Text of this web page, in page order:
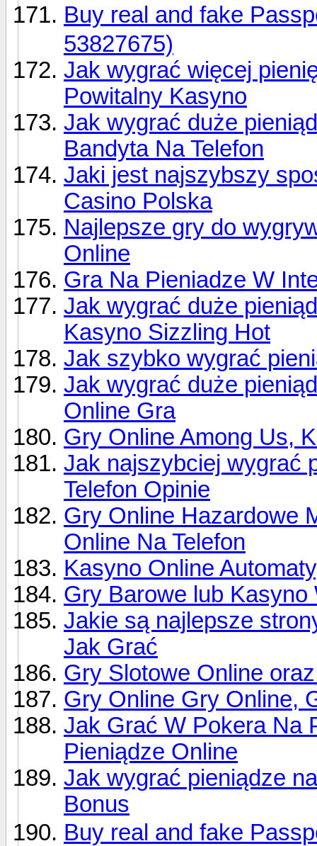
Buy real and fake
53827675)
Jak wygrać więcej
Powitalny Kasyno
Jak wygrać duże
Bandyta Na Telefon
Jaki jest najszybszy
Casino Polska
Najlepsze gry do
Online
Gra Na Pieniadze W
Jak wygrać duże
Kasyno Sizzling Hot
Jak szybko wygrać
Jak wygrać duże
Online Gra
Gry Online Among Us,
Jak najszybciej wygrać
Telefon Opinie
Gry Online Hazardowe
Online Na Telefon
Kasyno Online
Gry Barowe lub Kasyno
Jakie są najlepsze
Jak Grać
Gry Slotowe Online
Gry Online Gry Online,
Jak Grać W Pokera Na
Pieniądze Online
Jak wygrać pieniądze
Bonus
Buy real and fake